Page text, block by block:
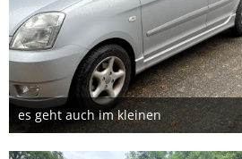
es geht auch im kleinen
31. Juli 2026
1